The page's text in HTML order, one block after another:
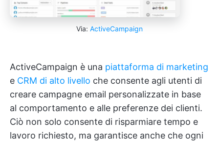
Via: ActiveCampaign
ActiveCampaign è una piattaforma di marketing
e CRM di alto livello che consente agli utenti di
creare campagne email personalizzate in base
al comportamento e alle preferenze dei clienti.
Ciò non solo consente di risparmiare tempo e
lavoro richiesto, ma garantisce anche che ogni